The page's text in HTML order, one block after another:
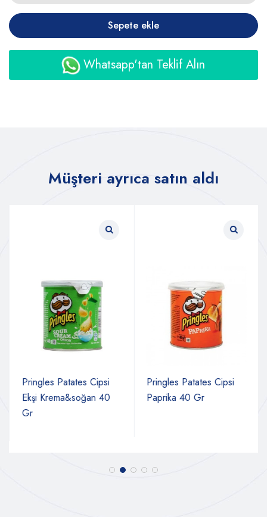
Sepete ekle
Whatsapp'tan Teklif Alın
Müşteri ayrıca satın aldı
Pringles Patates Cipsi
Ekşi Krema&soğan 40
Gr
Pringles Patates Cipsi
Paprika 40 Gr